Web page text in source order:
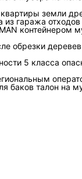
что в составе; в
это выглядит
пластик,
— все, что
лампы,
или примут
ФККО и
земли
из гаража
контейнером
обрезки деревев
5 класса
баков талон на